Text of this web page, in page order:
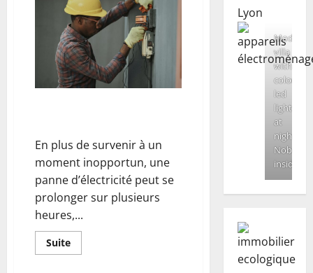
maison
connectée
En plus de survenir à un
moment inopportun, une
panne d’électricité peut se
prolonger sur plusieurs
heures,...
SuiteEn
savoir
Modern
villa
with
colored
led
lights
at
night.
Nobody
inside